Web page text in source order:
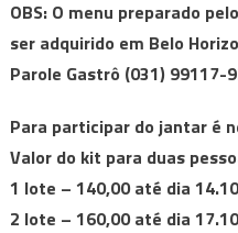
OBS: O menu preparado
ser adquirido em Belo
Parole Gastrô (031) 99117-
Para participar do jantar é
Valor do kit para duas
1 lote – 140,00 até dia 14.10
2 lote – 160,00 até dia 17.10